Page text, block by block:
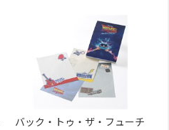
バック・トゥ・ザ・フューチ